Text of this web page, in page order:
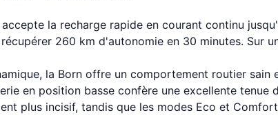
la recharge rapide en courant continu
260 km d'autonomie en 30 minutes. Sur
la Born offre un comportement routier
en position basse confère une excellente
plus incisif, tandis que les modes Eco et